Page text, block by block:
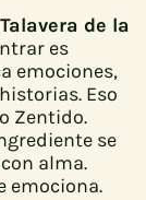
de la
es
emociones,
Eso
Zentido.
se
alma.
emociona.